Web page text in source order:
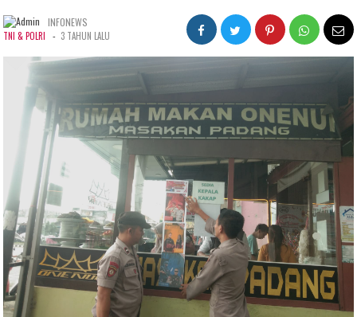
INFONEWS
TNI & POLRI - 3 TAHUN LALU